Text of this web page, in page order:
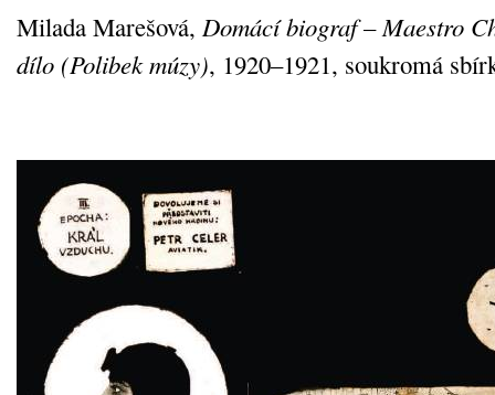
Milada Marešová, Domácí biograf – Maestro
dílo (Polibek múzy), 1920–1921, soukromá